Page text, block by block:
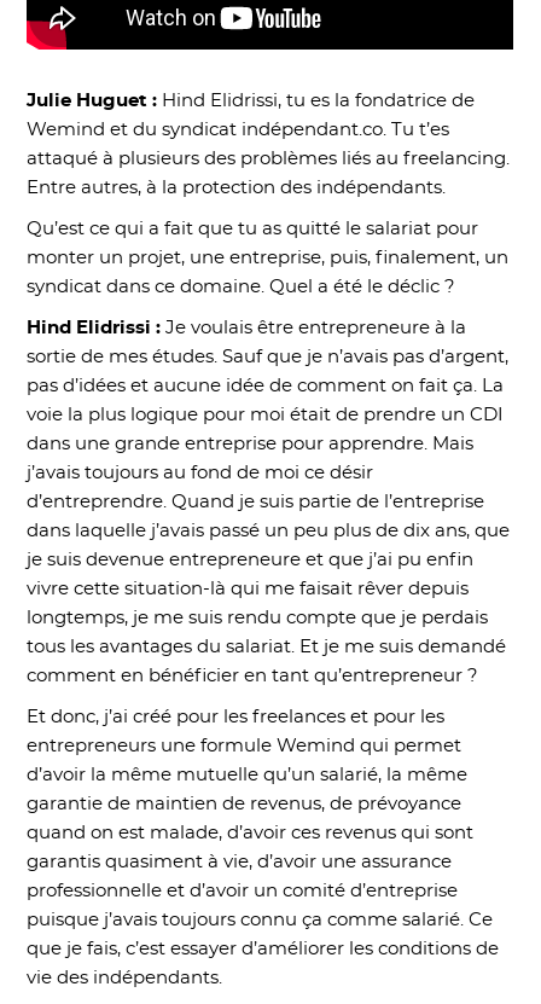
Julie Huguet : Hind Elidrissi, tu es la fondatrice de
Wemind et du syndicat indépendant.co. Tu t’es
attaqué à plusieurs des problèmes liés au freelancing.
Entre autres, à la protection des indépendants.
Qu’est ce qui a fait que tu as quitté le salariat pour
monter un projet, une entreprise, puis, finalement, un
syndicat dans ce domaine. Quel a été le déclic ?
Hind Elidrissi : Je voulais être entrepreneure à la
sortie de mes études. Sauf que je n’avais pas d’argent,
pas d’idées et aucune idée de comment on fait ça. La
voie la plus logique pour moi était de prendre un CDI
dans une grande entreprise pour apprendre. Mais
j’avais toujours au fond de moi ce désir
d’entreprendre. Quand je suis partie de l’entreprise
dans laquelle j’avais passé un peu plus de dix ans, que
je suis devenue entrepreneure et que j’ai pu enfin
vivre cette situation-là qui me faisait rêver depuis
longtemps, je me suis rendu compte que je perdais
tous les avantages du salariat. Et je me suis demandé
comment en bénéficier en tant qu’entrepreneur ?
Et donc, j’ai créé pour les freelances et pour les
entrepreneurs une formule Wemind qui permet
d’avoir la même mutuelle qu’un salarié, la même
garantie de maintien de revenus, de prévoyance
quand on est malade, d’avoir ces revenus qui sont
garantis quasiment à vie, d’avoir une assurance
professionnelle et d’avoir un comité d’entreprise
puisque j’avais toujours connu ça comme salarié. Ce
que je fais, c’est essayer d’améliorer les conditions de
vie des indépendants.